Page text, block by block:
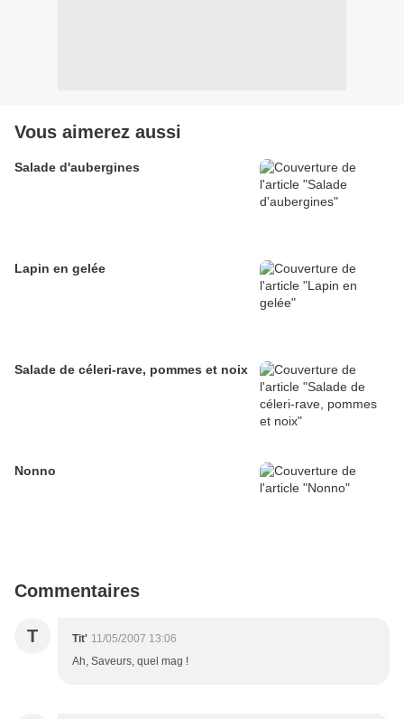
Vous aimerez aussi
Salade d'aubergines
Lapin en gelée
Salade de céleri-rave, pommes et noix
Nonno
Commentaires
T Tit' 11/05/2007 13:06
Ah, Saveurs, quel mag !